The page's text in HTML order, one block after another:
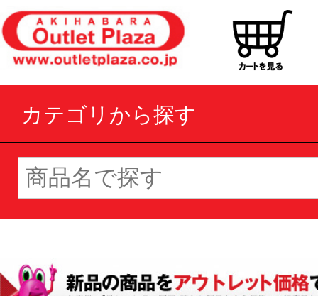
カテゴリから探す